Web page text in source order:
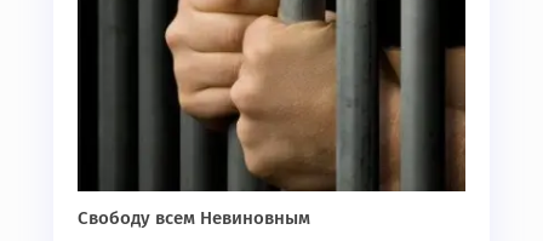
Свободу всем Невиновным